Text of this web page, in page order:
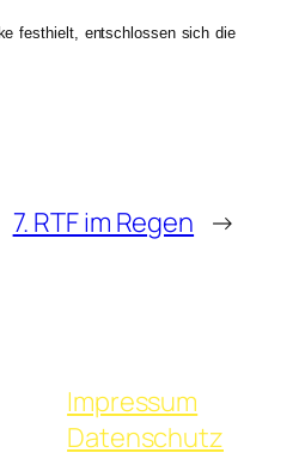
festhielt, entschlossen sich die
7. RTF im Regen →
Impressum
Datenschutz